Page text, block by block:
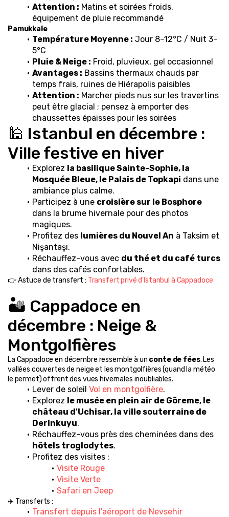
Attention : Matins et soirées froids,
équipement de pluie recommandé
Pamukkale
Température Moyenne : Jour 8–12°C / Nuit 3–
5°C
Pluie & Neige : Froid, pluvieux, gel occasionnel
Avantages : Bassins thermaux chauds par
temps frais, ruines de Hiérapolis paisibles
Attention : Marcher pieds nus sur les travertins
peut être glacial ; pensez à emporter des
chaussettes épaisses pour les soirées
🕌 Istanbul en décembre :
Ville festive en hiver
Explorez la basilique Sainte-Sophie, la
Mosquée Bleue, le Palais de Topkapi dans une
ambiance plus calme.
Participez à une croisière sur le Bosphore
dans la brume hivernale pour des photos
magiques.
Profitez des lumières du Nouvel An à Taksim et
Nişantaşı.
Réchauffez-vous avec du thé et du café turcs
dans des cafés confortables.
👉 Astuce de transfert : Transfert privé d'Istanbul à Cappadoce
🏜️ Cappadoce en
décembre : Neige &
Montgolfières
La Cappadoce en décembre ressemble à un conte de fées. Les
vallées couvertes de neige et les montgolfières (quand la météo
le permet) offrent des vues hivernales inoubliables.
Lever de soleil Vol en montgolfière.
Explorez le musée en plein air de Göreme, le
château d'Uchisar, la ville souterraine de
Derinkuyu.
Réchauffez-vous près des cheminées dans des
hôtels troglodytes.
Profitez des visites :
Visite Rouge
Visite Verte
Safari en Jeep
✈️ Transferts :
Transfert depuis l'aéroport de Nevsehir